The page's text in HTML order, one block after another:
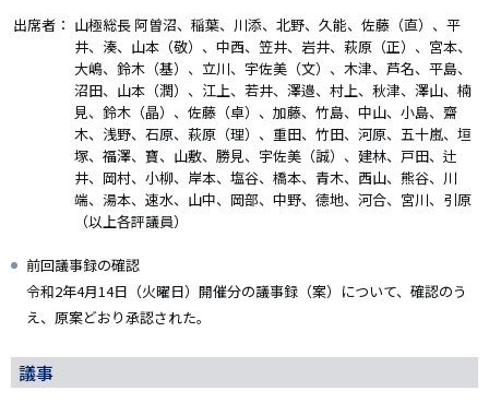
出席者： 山極総長 阿曽沼、稲葉、川添、北野、久能、佐藤（直）、平
井、湊、山本（敬）、中西、笠井、岩井、萩原（正）、宮本、
大嶋、鈴木（基）、立川、宇佐美（文）、木津、芦名、平島、
沼田、山本（潤）、江上、若井、澤邉、村上、秋津、澤山、楠
見、鈴木（晶）、佐藤（卓）、加藤、竹島、中山、小島、齋
木、浅野、石原、萩原（理）、重田、竹田、河原、五十嵐、垣
塚、福澤、寶、山敷、勝見、宇佐美（誠）、建林、戸田、辻
井、岡村、小柳、岸本、塩谷、橋本、青木、西山、熊谷、川
端、湯本、速水、山中、岡部、中野、德地、河合、宮川、引原
（以上各評議員）
前回議事録の確認
令和2年4月14日（火曜日）開催分の議事録（案）について、確認のう
え、原案どおり承認された。
議事